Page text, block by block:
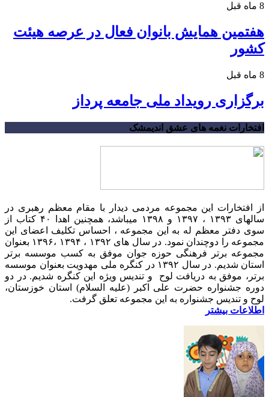
8 ماه قبل
هفتمین همایش بانوان فعال در عرصه‌ هیئت
کشور
8 ماه قبل
برگزاری رویداد ملی جامعه پرداز
افتخارات نغمه های عشق اندیمشک
از افتخارات این مجموعه مردمی دیدار با مقام معظم رهبری در
سالهای ۱۳۹۳ ، ۱۳۹۷ و ۱۳۹۸ میباشد، همچنین اهدا ۴۰ کتاب از
سوی دفتر معظم له به این مجموعه ، احساس تکلیف اعضای این
مجموعه را دوچندان نمود. در سال های ۱۳۹۲ ، ۱۳۹۴ ،۱۳۹۶ بعنوان
مجموعه برتر فرهنگی حوزه جوان موفق به کسب موسسه برتر
استان شدیم. در سال ۱۳۹۲ در کنگره ملی مهدویت بعنوان موسسه
برتر، موفق به دریافت لوح و تندیس ویژه این کنگره شدیم. در دو
دوره جشنواره حضرت علی اکبر (علیه السلام) استان خوزستان،
لوح و تندیس جشنواره به این مجموعه تعلق گرفت.
اطلاعات بیشتر